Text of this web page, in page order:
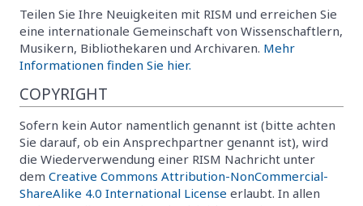
Teilen Sie Ihre Neuigkeiten mit RISM und erreichen Sie
eine internationale Gemeinschaft von Wissenschaftlern,
Musikern, Bibliothekaren und Archivaren. Mehr
Informationen finden Sie hier.
COPYRIGHT
Sofern kein Autor namentlich genannt ist (bitte achten
Sie darauf, ob ein Ansprechpartner genannt ist), wird
die Wiederverwendung einer RISM Nachricht unter
dem Creative Commons Attribution-NonCommercial-
ShareAlike 4.0 International License erlaubt. In allen